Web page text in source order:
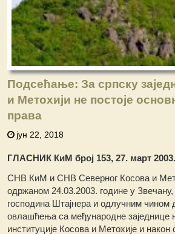
Подсећање: За српску
и Метохији не постоје
права
јун 22, 2018
ГЛАСНИК КиМ број 153, 27. март
СНВ КиМ и СНВ Северног Косова и
одржаном 24.03.2003. године у
господина Штајнера и одлучним чином
овлашћења са међународне заједнице
институције Косова и Метохије и након